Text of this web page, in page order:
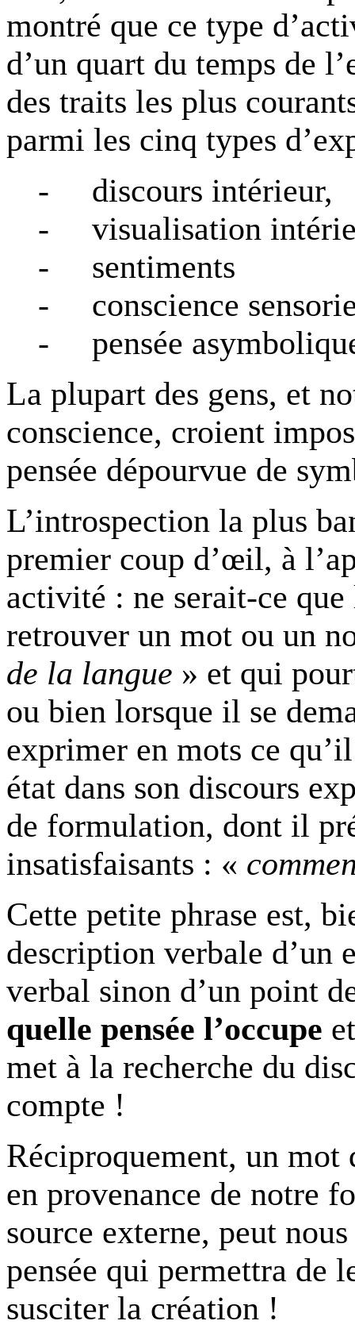
montré que ce type
d’un quart du temps de
des traits les plus
parmi les cinq types
-
discours intérieur,
-
visualisation
-
sentiments
-
conscience
-
pensée
La plupart des gens, et
conscience, croient
pensée dépourvue de
L’introspection la plus
premier coup d’œil, à
activité : ne serait-ce
retrouver un mot ou un
de la langue » et qui
ou bien lorsque il se
exprimer en mots ce
état dans son discours
de formulation, dont il
insatisfaisants : «
Cette petite phrase est,
description verbale d’un
verbal sinon d’un point
quelle pensée l’occupe
met à la recherche du
compte !
Réciproquement, un
en provenance de notre
source externe, peut
pensée qui permettra de
susciter la création !